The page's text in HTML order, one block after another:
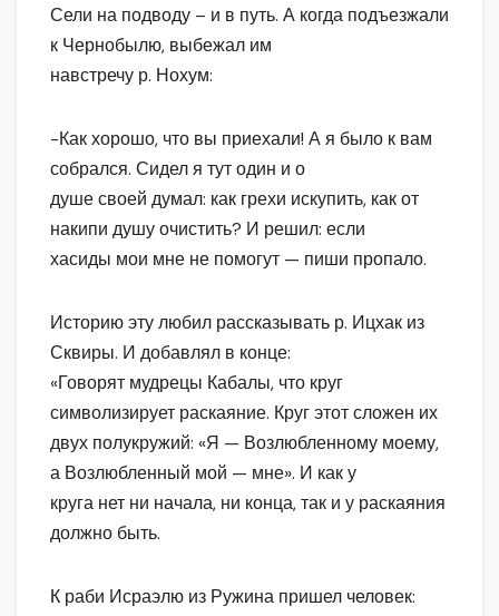
Сели на подводу – и в путь. А когда подъезжали
к Чернобылю, выбежал им
навстречу р. Нохум:
-Как хорошо, что вы приехали! А я было к вам
собрался. Сидел я тут один и о
душе своей думал: как грехи искупить, как от
накипи душу очистить? И решил: если
хасиды мои мне не помогут — пиши пропало.
Историю эту любил рассказывать р. Ицхак из
Сквиры. И добавлял в конце:
«Говорят мудрецы Кабалы, что круг
символизирует раскаяние. Круг этот сложен их
двух полукружий: «Я — Возлюбленному моему,
а Возлюбленный мой — мне». И как у
круга нет ни начала, ни конца, так и у раскаяния
должно быть.
К раби Исраэлю из Ружина пришел человек: